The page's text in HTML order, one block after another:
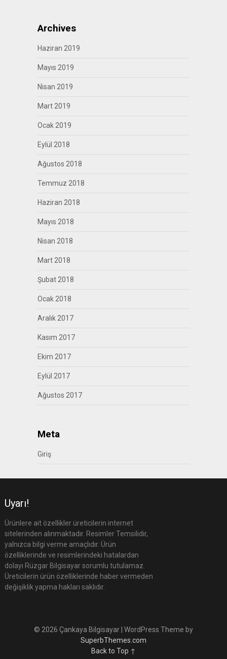
Archives
Haziran 2019
Mayıs 2019
Nisan 2019
Mart 2019
Ocak 2019
Eylül 2018
Ağustos 2018
Temmuz 2018
Haziran 2018
Mayıs 2018
Nisan 2018
Mart 2018
Şubat 2018
Ocak 2018
Aralık 2017
Kasım 2017
Ekim 2017
Eylül 2017
Ağustos 2017
Meta
Giriş
Uyarı!
Ürünlere ait özellikler üreticilerin internet
sitelerinden alınmaktadır. Resimler Temsilidir,
yalnızca bilgi verme amaçlıdır. Ürün
özelliklerinde ve resimlerindeki hatalardan
dolayı Rüzgar Bilgisayar sorumlu tutulamaz.
Üreticilerin ürün özelliklerinde haber vermeden
değişiklik yapma hakları saklıdır.
© 2026 Çankaya Bilgisayar | WordPress Theme by
SuperbThemes.com
Back to Top ↑